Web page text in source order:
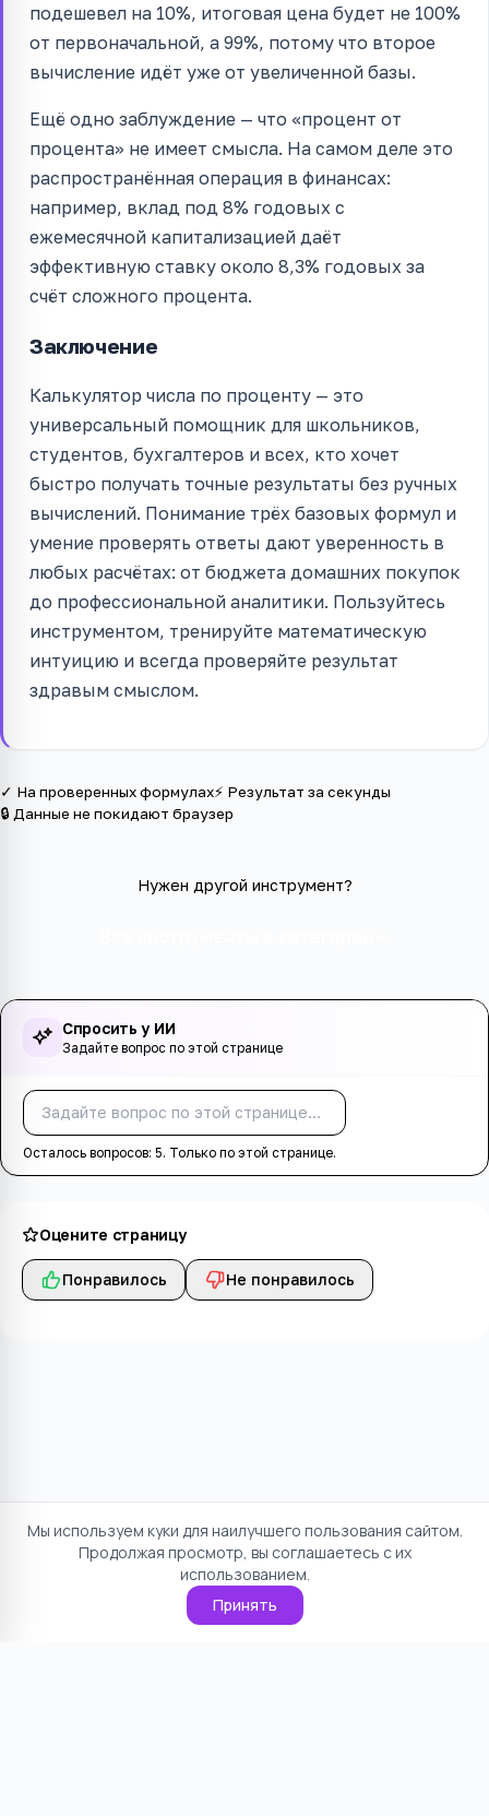
подешевел на 10%, итоговая цена будет не 100%
от первоначальной, а 99%, потому что второе
вычисление идёт уже от увеличенной базы.
Ещё одно заблуждение — что «процент от
процента» не имеет смысла. На самом деле это
распространённая операция в финансах:
например, вклад под 8% годовых с
ежемесячной капитализацией даёт
эффективную ставку около 8,3% годовых за
счёт сложного процента.
Заключение
Калькулятор числа по проценту — это
универсальный помощник для школьников,
студентов, бухгалтеров и всех, кто хочет
быстро получать точные результаты без ручных
вычислений. Понимание трёх базовых формул и
умение проверять ответы дают уверенность в
любых расчётах: от бюджета домашних покупок
до профессиональной аналитики. Пользуйтесь
инструментом, тренируйте математическую
интуицию и всегда проверяйте результат
здравым смыслом.
✓ На проверенных формулах⚡ Результат за секунды
🔒 Данные не покидают браузер
Нужен другой инструмент?
Спросить у ИИ
Задайте вопрос по этой странице
Осталось вопросов: 5. Только по этой странице.
Оцените страницу
Понравилось Не понравилось
Мы используем куки для наилучшего пользования сайтом.
Продолжая просмотр, вы соглашаетесь с их
использованием.
Принять